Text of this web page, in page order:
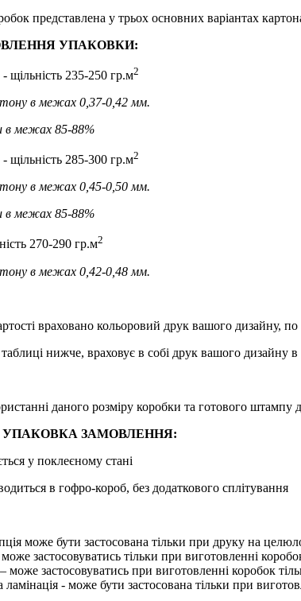
представлена у трьох основних варіантах
УПАКОВКИ:
щільність 235-250 гр.м2
в межах 0,37-0,42 мм.
в межах 85-88%
щільність 285-300 гр.м2
в межах 0,45-0,50 мм.
в межах 85-88%
270-290 гр.м2
в межах 0,42-0,48 мм.
враховано кольоровий друк вашого дизайну, по
нижче, враховує в собі друк вашого дизайну
даного розміру коробки та готового
УПАКОВКА ЗАМОВЛЕННЯ:
у поклеєному стані
в гофро-короб, без додаткового сплітування
може бути застосована тільки при друку на
застосовуватись тільки при виготовленні
застосовуватись при виготовленні коробок
- може бути застосована тільки при